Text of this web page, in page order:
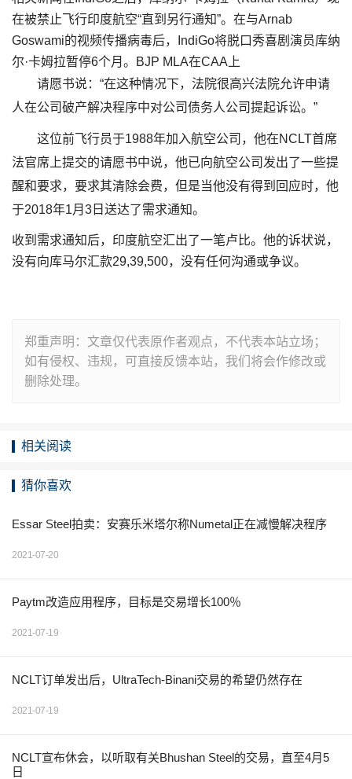
在被禁止飞行印度航空“直到另行通知”。在与Arnab
Goswami的视频传播病毒后，IndiGo将脱口秀喜剧演员库纳
尔·卡姆拉暂停6个月。BJP MLA在CAA上
请愿书说：“在这种情况下，法院很高兴法院允许申请
人在公司破产解决程序中对公司债务人公司提起诉讼。”
这位前飞行员于1988年加入航空公司，他在NCLT首席
法官席上提交的请愿书中说，他已向航空公司发出了一些提
醒和要求，要求其清除会费，但是当他没有得到回应时，他
于2018年1月3日送达了需求通知。
收到需求通知后，印度航空汇出了一笔卢比。他的诉状说，
没有向库马尔汇款29,39,500，没有任何沟通或争议。
郑重声明：文章仅代表原作者观点，不代表本站立场；
如有侵权、违规，可直接反馈本站，我们将会作修改或
删除处理。
相关阅读
猜你喜欢
Essar Steel拍卖：安赛乐米塔尔称Numetal正在减慢解决程序
2021-07-20
Paytm改造应用程序，目标是交易增长100％
2021-07-19
NCLT订单发出后，UltraTech-Binani交易的希望仍然存在
2021-07-19
NCLT宣布休会，以听取有关Bhushan Steel的交易，直至4月5
日